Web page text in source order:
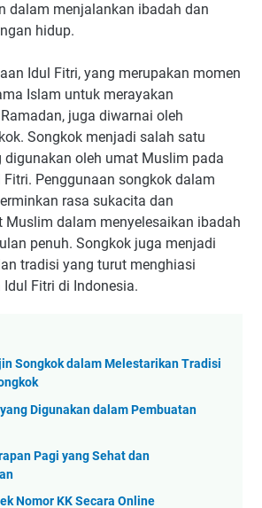
dalam menjalankan ibadah dan
hidup.
Idul Fitri, yang merupakan momen
Islam untuk merayakan
juga diwarnai oleh
Songkok menjadi salah satu
digunakan oleh umat Muslim pada
Penggunaan songkok dalam
rasa sukacita dan
Muslim dalam menyelesaikan ibadah
penuh. Songkok juga menjadi
tradisi yang turut menghiasi
Fitri di Indonesia.
Songkok dalam Melestarikan Tradisi
Digunakan dalam Pembuatan
Pagi yang Sehat dan
Nomor KK Secara Online